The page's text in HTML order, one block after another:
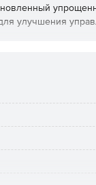
улучшения
голосовые
обмена